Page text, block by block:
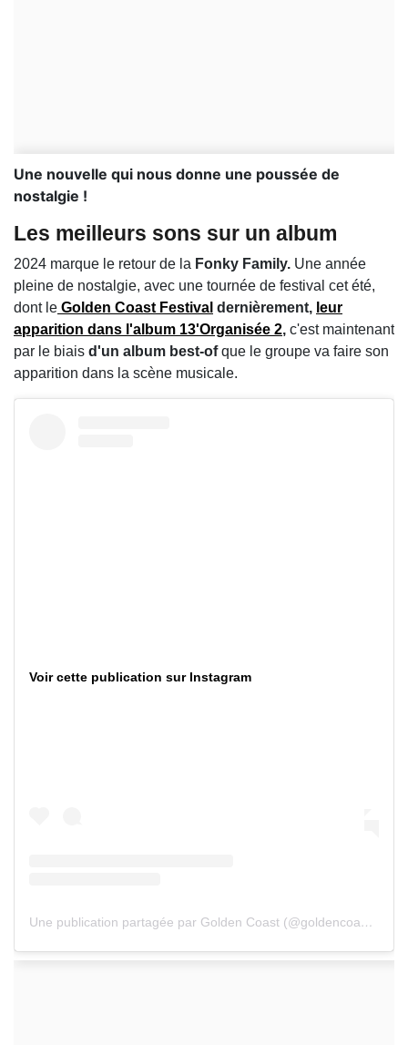
Une nouvelle qui nous donne une poussée de
nostalgie !
Les meilleurs sons sur un album
2024 marque le retour de la Fonky Family. Une année
pleine de nostalgie, avec une tournée de festival cet été,
dont le Golden Coast Festival dernièrement, leur
apparition dans l'album 13'Organisée 2, c'est maintenant
par le biais d'un album best-ofque le groupe va faire son
apparition dans la scène musicale.
Voir cette publication sur Instagram
Une publication partagée par Golden Coast (@goldencoast_festival)